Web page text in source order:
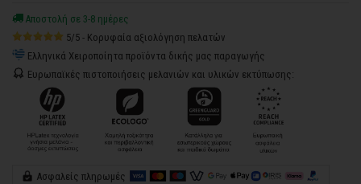
Αποστολή σε 3-8 ημέρες
5/5 - Κορυφαία αξιολόγηση πελατών
Ελληνικά Χειροποίητα προϊόντα δικής μας παραγωγής
Ευρωπαϊκές πιστοποιήσεις μελανιών και υλικών εκτύπωσης:
Ασφαλείς πληρωμές